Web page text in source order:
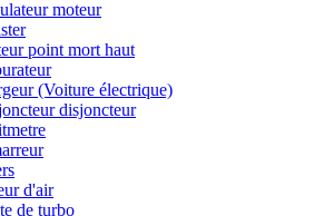
moteur
point mort haut
(Voiture électrique)
disjoncteur
d'air
de turbo